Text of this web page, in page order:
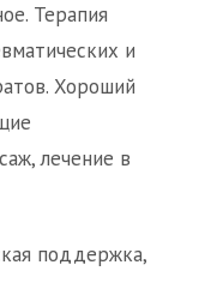
Терапия
и
Хороший
лечение в
поддержка,